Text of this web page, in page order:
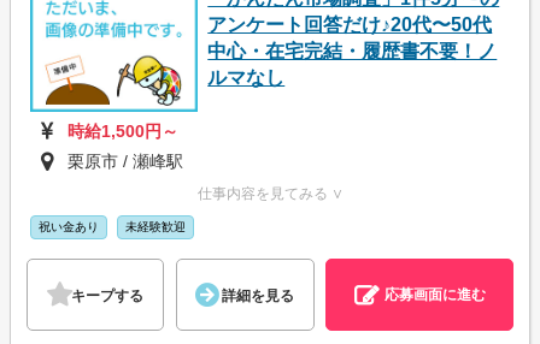
アンケート回答だけ♪20代〜50代
中心・在宅完結・履歴書不要！ノ
ルマなし
時給1,500円～
栗原市 / 瀬峰駅
仕事内容を見てみる ∨
祝い金あり 未経験歓迎
キープする 詳細を見る 応募画面に進む